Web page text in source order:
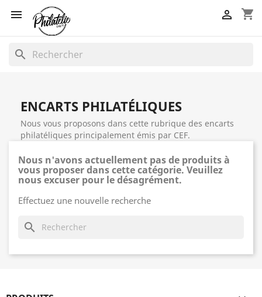
 shopping_cart

search
ENCARTS PHILATÉLIQUES
Nous vous proposons dans cette rubrique des encarts
philatéliques principalement émis par CEF.
Nous n'avons actuellement pas de produits à
vous proposer dans cette catégorie. Veuillez
nous excuser pour le désagrément.
Effectuez une nouvelle recherche
search